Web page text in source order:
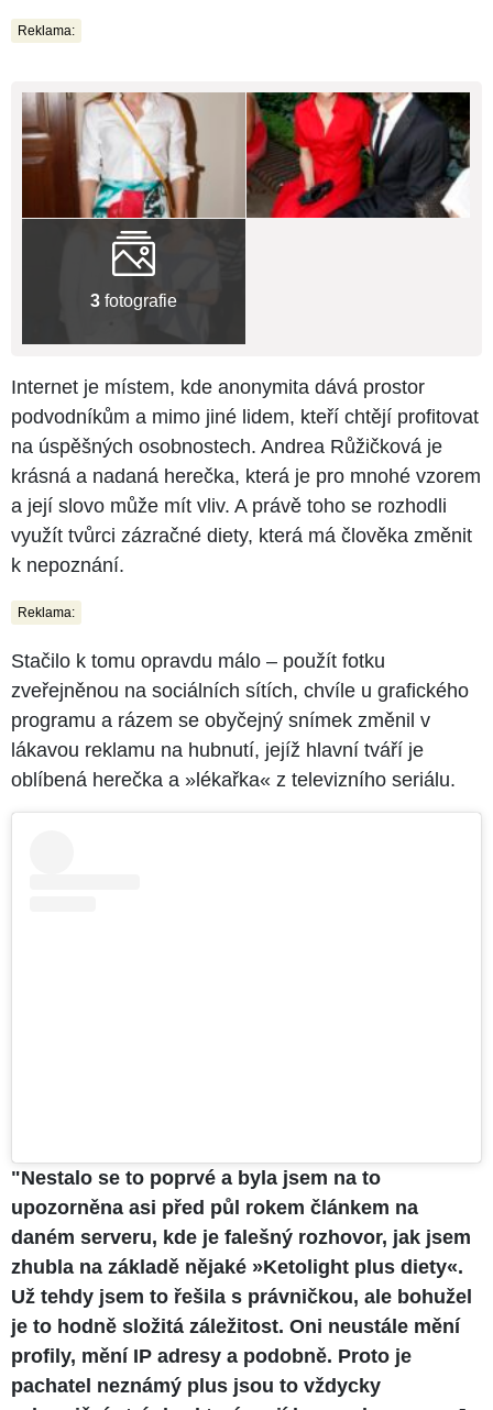
Reklama:
3 fotografie
Internet je místem, kde anonymita dává prostor
podvodníkům a mimo jiné lidem, kteří chtějí profitovat
na úspěšných osobnostech. Andrea Růžičková je
krásná a nadaná herečka, která je pro mnohé vzorem
a její slovo může mít vliv. A právě toho se rozhodli
využít tvůrci zázračné diety, která má člověka změnit
k nepoznání.
Reklama:
Stačilo k tomu opravdu málo – použít fotku
zveřejněnou na sociálních sítích, chvíle u grafického
programu a rázem se obyčejný snímek změnil v
lákavou reklamu na hubnutí, jejíž hlavní tváří je
oblíbená herečka a »lékařka« z televizního seriálu.
"Nestalo se to poprvé a byla jsem na to
upozorněna asi před půl rokem článkem na
daném serveru, kde je falešný rozhovor, jak jsem
zhubla na základě nějaké »Ketolight plus diety«.
Už tehdy jsem to řešila s právničkou, ale bohužel
je to hodně složitá záležitost. Oni neustále mění
profily, mění IP adresy a podobně. Proto je
pachatel neznámý plus jsou to vždycky